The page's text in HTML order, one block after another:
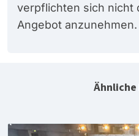
verpflichten sich nicht
Angebot anzunehmen.